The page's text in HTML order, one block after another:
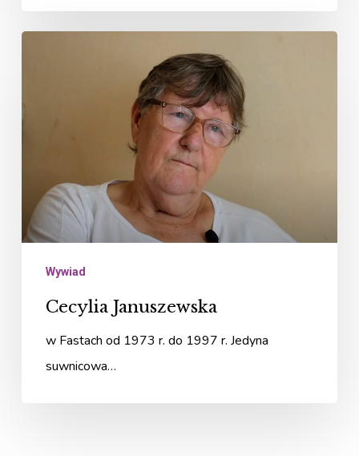
Wywiad
Cecylia Januszewska
w Fastach od 1973 r. do 1997 r. Jedyna
suwnicowa…